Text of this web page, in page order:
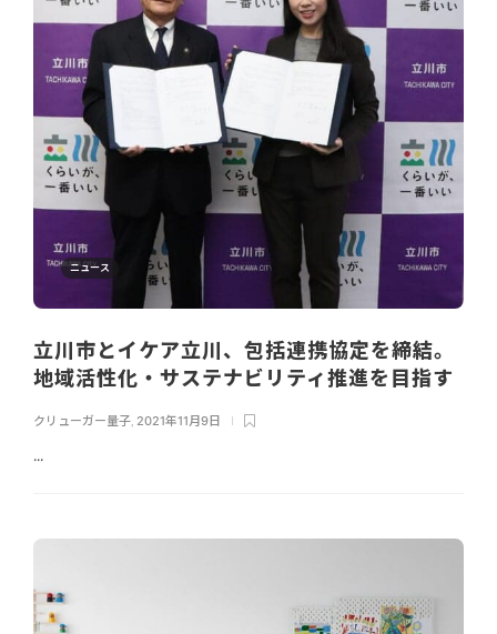
ニュース
立川市とイケア立川、包括連携協定を締結。
地域活性化・サステナビリティ推進を目指す
クリューガー量子, 2021年11月9日
...